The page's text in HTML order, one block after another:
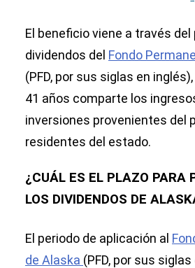
El beneficio viene a través del
dividendos del Fondo
(PFD, por sus siglas en
41 años comparte los
inversiones provenientes del
residentes del estado.
¿CUÁL ES EL PLAZO PARA
LOS DIVIDENDOS DE
El periodo de aplicación al
de Alaska (PFD, por sus